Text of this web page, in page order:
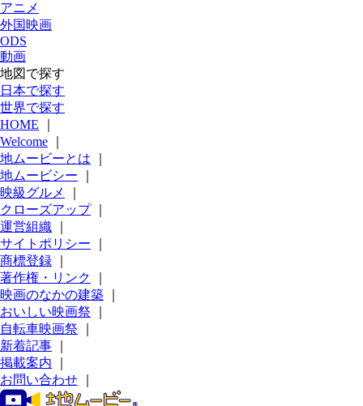
アニメ
外国映画
ODS
動画
地図で探す
日本で探す
世界で探す
HOME
Welcome
地ムービーとは
地ムービシー
映級グルメ
クローズアップ｜
運営組織
サイトポリシー
商標登録
著作権・リンク
映画のなかの建築
おいしい映画祭
自転車映画祭
新着記事
掲載案内
お問い合わせ